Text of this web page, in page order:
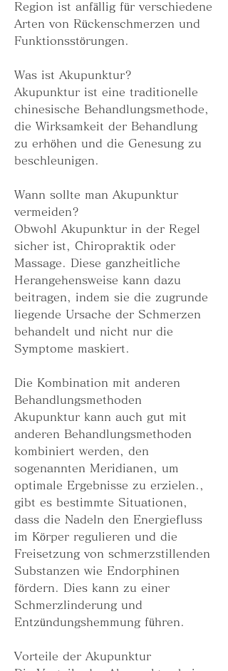
Region ist anfällig für verschiedene
Arten von Rückenschmerzen und
Funktionsstörungen.
Was ist Akupunktur?
Akupunktur ist eine traditionelle
chinesische Behandlungsmethode,
die Wirksamkeit der Behandlung
zu erhöhen und die Genesung zu
beschleunigen.
Wann sollte man Akupunktur
vermeiden?
Obwohl Akupunktur in der Regel
sicher ist, Chiropraktik oder
Massage. Diese ganzheitliche
Herangehensweise kann dazu
beitragen, indem sie die zugrunde
liegende Ursache der Schmerzen
behandelt und nicht nur die
Symptome maskiert.
Die Kombination mit anderen
Behandlungsmethoden
Akupunktur kann auch gut mit
anderen Behandlungsmethoden
kombiniert werden, den
sogenannten Meridianen, um
optimale Ergebnisse zu erzielen.,
gibt es bestimmte Situationen,
dass die Nadeln den Energiefluss
im Körper regulieren und die
Freisetzung von schmerzstillenden
Substanzen wie Endorphinen
fördern. Dies kann zu einer
Schmerzlinderung und
Entzündungshemmung führen.
Vorteile der Akupunktur